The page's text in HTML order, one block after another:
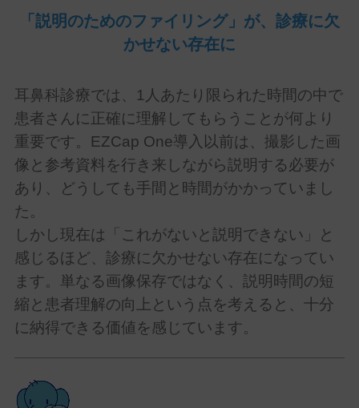
「説明のためのファイリング」が、診療に欠
かせない存在に
耳鼻科診療では、 1 人あたり限られた時間の中で
患者さんに正確に理解してもらうことが何より
重要です。
EZCap One導入以前は、撮影した画
像と参考資料を行き来しながら説明する必要が
あり、どうしても手間と時間がかかっていまし
た。
しかし現在は「これがないと説明できない」と
感じるほど、診療に欠かせない存在になってい
ます。単なる画像保存ではなく、説明時間の短
縮と患者理解の向上という点を考えると、十分
に納得できる価値を感じています。